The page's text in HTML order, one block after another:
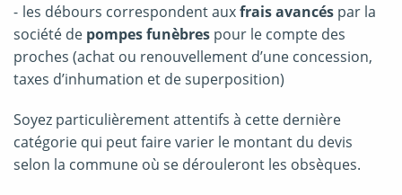
les débours correspondent auxfrais avancés par la
société de pompes funèbres pour le compte des
proches (achat ou renouvellement d’une concession,
taxes d’inhumation et de superposition)
Soyez particulièrement attentifs à cette dernière
catégorie qui peut faire varier le montant du devis
selon la commune où se dérouleront les obsèques.